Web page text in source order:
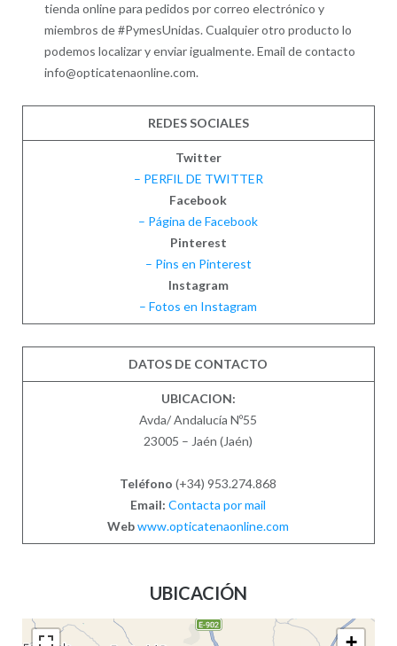
tienda online para pedidos por correo electrónico y
miembros de #PymesUnidas. Cualquier otro producto lo
podemos localizar y enviar igualmente. Email de contacto
info@opticatenaonline.com.
REDES SOCIALES
Twitter
– PERFIL DE TWITTER
Facebook
– Página de Facebook
Pinterest
– Pins en Pinterest
Instagram
– Fotos en Instagram
DATOS DE CONTACTO
UBICACION:
Avda/ Andalucía Nº55
23005 – Jaén (Jaén)
Teléfono (+34) 953.274.868
Email: Contacta por mail
Web www.opticatenaonline.com
UBICACIÓN